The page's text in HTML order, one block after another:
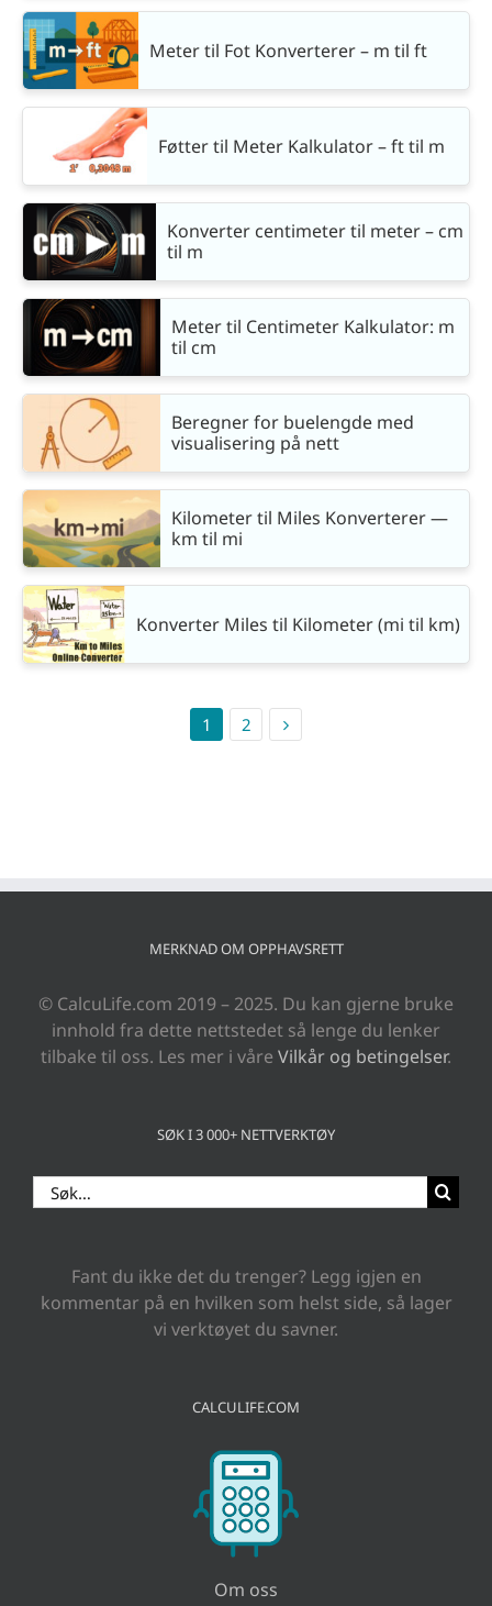
Meter til Fot Konverterer – m til ft
Føtter til Meter Kalkulator – ft til m
Konverter centimeter til meter – cm
til m
Meter til Centimeter Kalkulator: m
til cm
Beregner for buelengde med
visualisering på nett
Kilometer til Miles Konverterer —
km til mi
Konverter Miles til Kilometer (mi til km)
1 2
MERKNAD OM OPPHAVSRETT
© CalcuLife.com 2019 – 2025. Du kan gjerne bruke
innhold fra dette nettstedet så lenge du lenker
tilbake til oss. Les mer i våre Vilkår og betingelser.
SØK I 3 000+ NETTVERKTØY
Search
for:
Fant du ikke det du trenger? Legg igjen en
kommentar på en hvilken som helst side, så lager
vi verktøyet du savner.
CALCULIFE.COM
Om oss